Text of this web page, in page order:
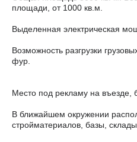
площади, от 1000 кв.м.
Выделенная электрическая
Возможность разгрузки
фур.
Место под рекламу на въезде,
В ближайшем окружении
стройматериалов, базы,